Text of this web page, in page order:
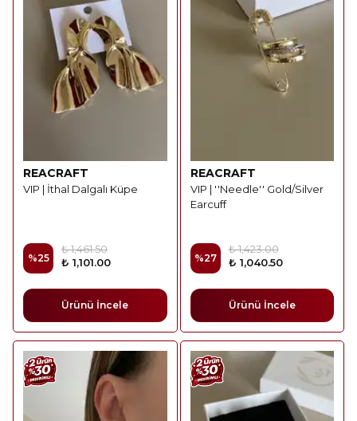
REACRAFT
VIP | İthal Dalgalı Küpe
%25
₺ 1,461.50
₺ 1,101.00
Ürünü İncele
REACRAFT
VIP | ''Needle'' Gold/Silver
Earcuff
%27
₺ 1,423.00
₺ 1,040.50
Ürünü İncele